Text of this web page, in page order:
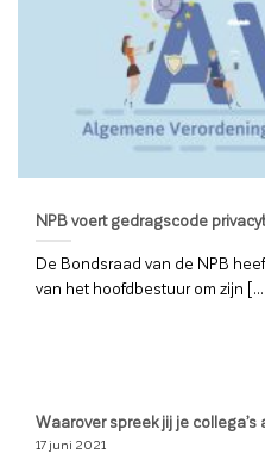
NPB voert gedragscode
De Bondsraad van de NPB
van het hoofdbestuur om zijn
Waarover spreek jij je collega’s
17 juni 2021